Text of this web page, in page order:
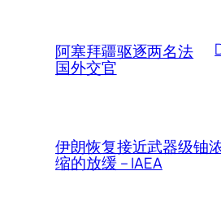
阿塞拜疆驱逐两名法
国外交官
伊朗恢复接近武器级铀
缩的放缓 – IAEA